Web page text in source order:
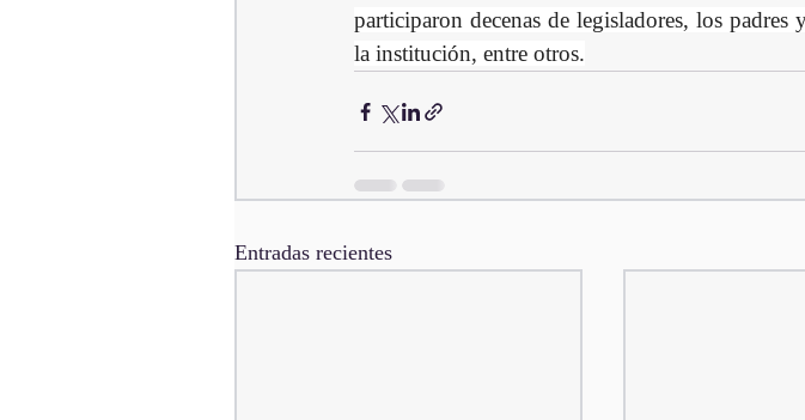
participaron decenas de legisladores, los
la institución, entre otros.
Entradas recientes